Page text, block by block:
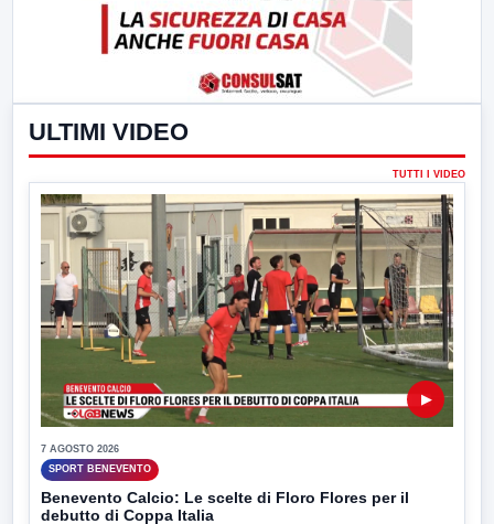
ULTIMI VIDEO
TUTTI I VIDEO
▶
7 AGOSTO 2026
SPORT BENEVENTO
Benevento Calcio: Le scelte di Floro Flores per il
debutto di Coppa Italia